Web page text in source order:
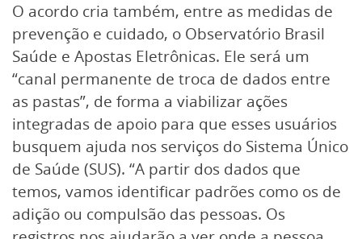
O acordo cria também, entre as medidas de
prevenção e cuidado, o Observatório Brasil
Saúde e Apostas Eletrônicas. Ele será um
“canal permanente de troca de dados entre
as pastas”, de forma a viabilizar ações
integradas de apoio para que esses usuários
busquem ajuda nos serviços do Sistema Único
de Saúde (SUS). “A partir dos dados que
temos, vamos identificar padrões como os de
adição ou compulsão das pessoas. Os